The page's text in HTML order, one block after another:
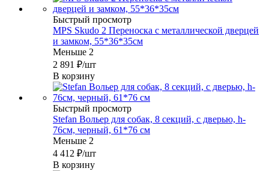
Быстрый просмотр
MPS Skudo 2 Переноска с металлической дверцей
и замком, 55*36*35см
Меньше 2
2 891 ₽/шт
В корзину
Быстрый просмотр
Stefan Вольер для собак, 8 секций, с дверью, h-
76см, черный, 61*76 см
Меньше 2
4 412 ₽/шт
В корзину